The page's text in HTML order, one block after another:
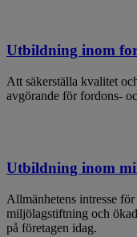
Utbildning inom
Att säkerställa kvalitet
avgörande för fordons-
Utbildning inom
Allmänhetens intresse
miljölagstiftning och
på företagen idag.